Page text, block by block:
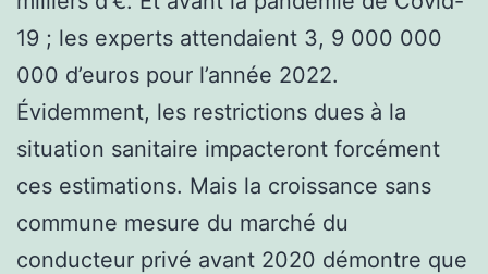
19 ; les experts attendaient 3, 9 000 000
000 d’euros pour l’année 2022.
Évidemment, les restrictions dues à la
situation sanitaire impacteront forcément
ces estimations. Mais la croissance sans
commune mesure du marché du
conducteur privé avant 2020 démontre que